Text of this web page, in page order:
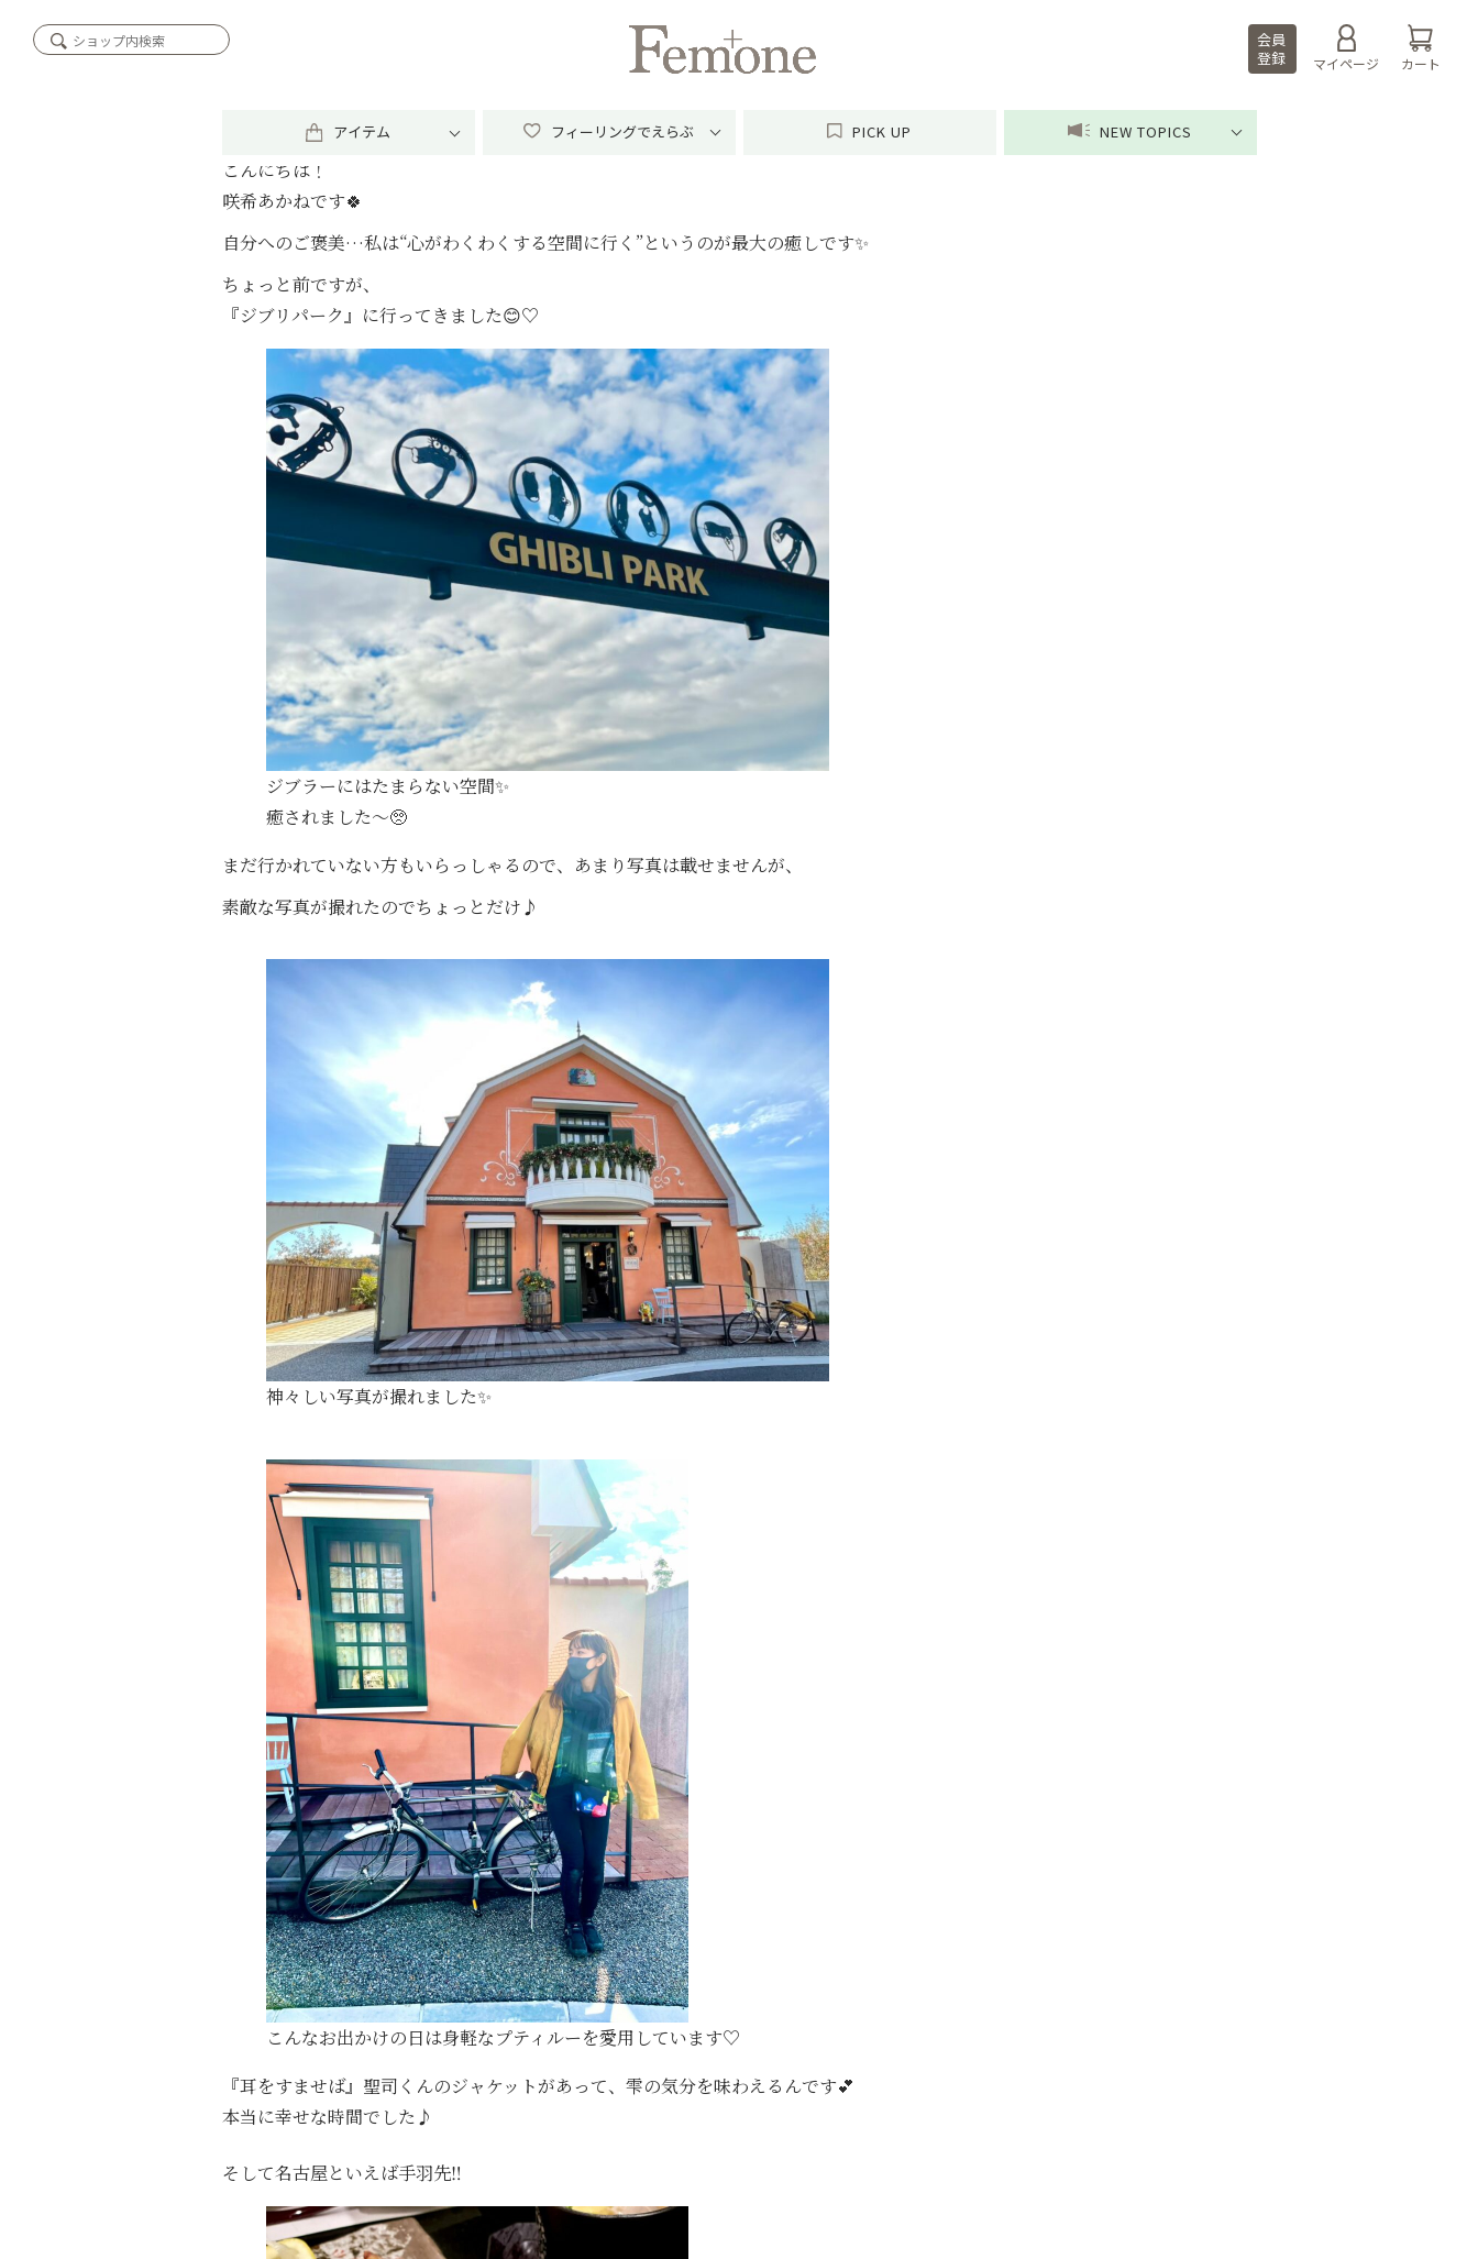
会員
登録
マイページ カート
アイテム フィーリングでえらぶ PICK UP NEW TOPICS
こんにちは！
咲希あかねです🍀
自分へのご褒美…私は“心がわくわくする空間に行く”というのが最大の癒しです✨
ちょっと前ですが、
『ジブリパーク』に行ってきました😊♡
ジブラーにはたまらない空間✨
癒されました〜🥺
まだ行かれていない方もいらっしゃるので、あまり写真は載せませんが、
素敵な写真が撮れたのでちょっとだけ♪
神々しい写真が撮れました✨
こんなお出かけの日は身軽なプティルーを愛用しています♡
『耳をすませば』聖司くんのジャケットがあって、雫の気分を味わえるんです💕
本当に幸せな時間でした♪
そして名古屋といえば手羽先‼️